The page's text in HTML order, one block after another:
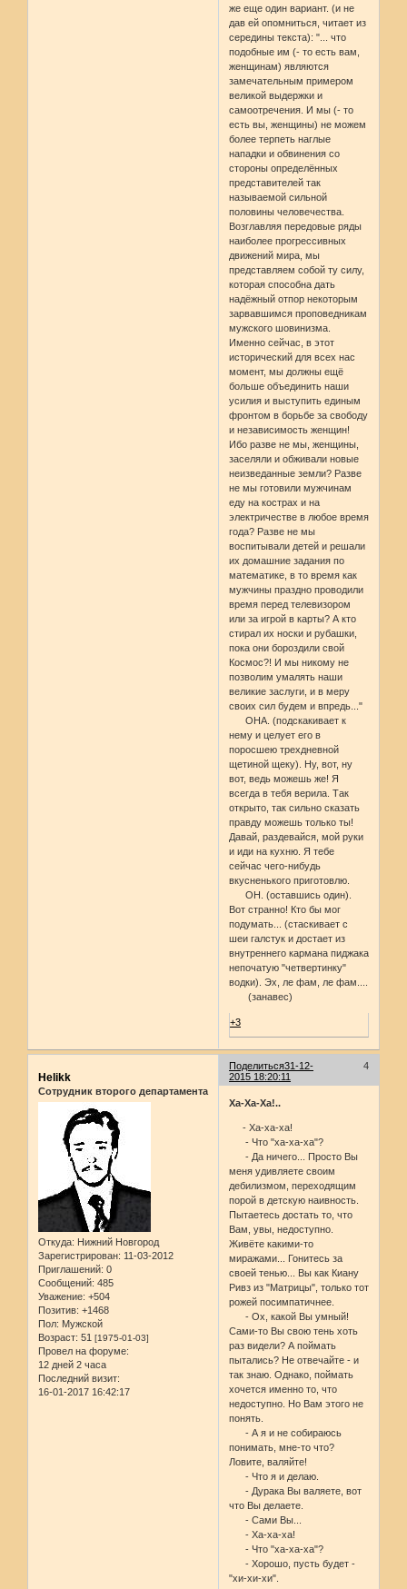
же еще один вариант. (и не
дав ей опомниться, читает из
середины текста): "... что
подобные им (- то есть вам,
женщинам) являются
замечательным примером
великой выдержки и
самоотречения. И мы (- то
есть вы, женщины) не можем
более терпеть наглые
нападки и обвинения со
стороны определённых
представителей так
называемой сильной
половины человечества.
Возглавляя передовые ряды
наиболее прогрессивных
движений мира, мы
представляем собой ту силу,
которая способна дать
надёжный отпор некоторым
зарвавшимся проповедникам
мужского шовинизма.
Именно сейчас, в этот
исторический для всех нас
момент, мы должны ещё
больше объединить наши
усилия и выступить единым
фронтом в борьбе за свободу
и независимость женщин!
Ибо разве не мы, женщины,
заселяли и обживали новые
неизведанные земли? Разве
не мы готовили мужчинам
еду на кострах и на
электричестве в любое время
года? Разве не мы
воспитывали детей и решали
их домашние задания по
математике, в то время как
мужчины праздно проводили
время перед телевизором
или за игрой в карты? А кто
стирал их носки и рубашки,
пока они бороздили свой
Космос?! И мы никому не
позволим умалять наши
великие заслуги, и в меру
своих сил будем и впредь..."
ОНА. (подскакивает к
нему и целует его в
поросшею трехдневной
щетиной щеку). Ну, вот, ну
вот, ведь можешь же! Я
всегда в тебя верила. Так
открыто, так сильно сказать
правду можешь только ты!
Давай, раздевайся, мой руки
и иди на кухню. Я тебе
сейчас чего-нибудь
вкусненького приготовлю.
ОН. (оставшись один).
Вот странно! Кто бы мог
подумать... (стаскивает с
шеи галстук и достает из
внутреннего кармана пиджака
непочатую "четвертинку"
водки). Эх, ле фам, ле фам....
(занавес)
+3
Поделиться 4
31-12-
2015 18:20:11
Helikk
Сотрудник второго департамента
Откуда: Нижний Новгород
Зарегистрирован: 11-03-2012
Приглашений: 0
Сообщений: 485
Уважение: +504
Позитив: +1468
Пол: Мужской
Возраст: 51 [1975-01-03]
Провел на форуме:
12 дней 2 часа
Последний визит:
16-01-2017 16:42:17
Ха-Ха-Ха!..
- Ха-ха-ха!
- Что "ха-ха-ха"?
- Да ничего... Просто Вы
меня удивляете своим
дебилизмом, переходящим
порой в детскую наивность.
Пытаетесь достать то, что
Вам, увы, недоступно.
Живёте какими-то
миражами... Гонитесь за
своей тенью... Вы как Киану
Ривз из "Матрицы", только тот
рожей посимпатичнее.
- Ох, какой Вы умный!
Сами-то Вы свою тень хоть
раз видели? А поймать
пытались? Не отвечайте - и
так знаю. Однако, поймать
хочется именно то, что
недоступно. Но Вам этого не
понять.
- А я и не собираюсь
понимать, мне-то что?
Ловите, валяйте!
- Что я и делаю.
- Дурака Вы валяете, вот
что Вы делаете.
- Сами Вы...
- Ха-ха-ха!
- Что "ха-ха-ха"?
- Хорошо, пусть будет -
"хи-хи-хи".